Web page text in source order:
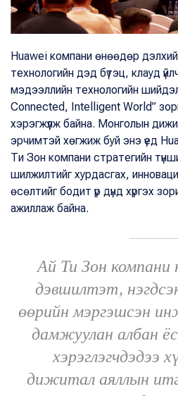
Huawei компани өнөөдөр
технологийн дэд бүтэц, клауд
мэдээллийн технологийн шийдэл
Connected, Intelligent World”
хэрэгжүүлж байна. Монголын
эрчимтэй хөгжиж буй энэ үед
Ти Зон компани стратегийн
шилжилтийг хурдасгах,
өсөлтийг бодит үр дүнд хүргэх
ажиллаж байна.
Ай Ти Зон компани
дэвшилтэт,
өөрийн мэргэшсэн
дамжуулан албан
хэрэглэгчдэдээ
дижитал аяллын